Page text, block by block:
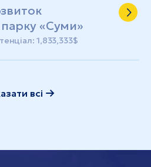
парку «Суми»
1,833,333$
всі